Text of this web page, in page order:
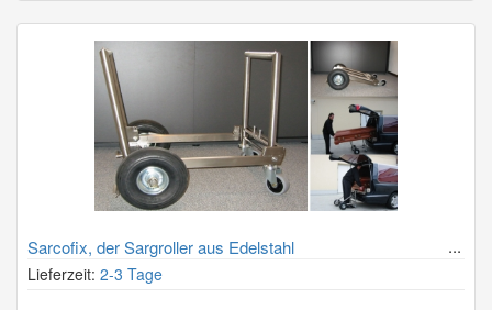
Sarcofix, der Sargroller aus Edelstahl
Lieferzeit: 2-3 Tage